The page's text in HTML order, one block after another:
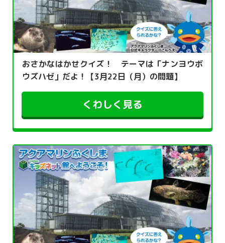
おさかなはかせクイズ！ テーマは「ナンヨウボ
ウズハゼ」だよ！【3月22日（月）の問題】
くわしく見る